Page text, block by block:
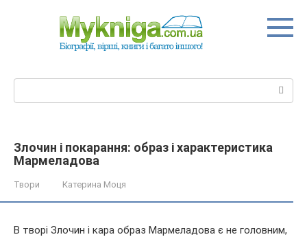
Злочин і покарання: образ і характеристика
Мармеладова
Твори Катерина Моця
В творі Злочин і кара образ Мармеладова є не головним,